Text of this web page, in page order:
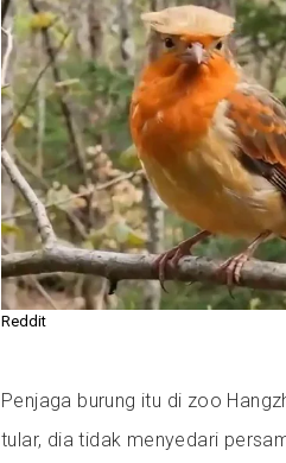
Reddit
Penjaga burung itu di zoo
tular, dia tidak menyedari